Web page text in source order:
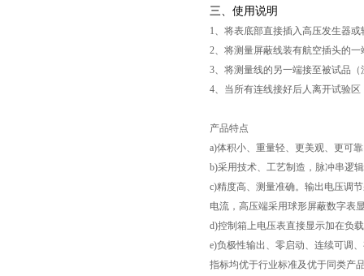
三、使用说明
1、将表底部直接插入高压发生器
2、将测量屏蔽线装有航空插头的
3、将测量线的另一端接至被试品
4、当所有连线接好后人离开试验
产品特点
a)体积小、重量轻、更美观、更可
b)采用技术、工艺制造，脉冲串逻
c)精度高、测量准确。输出电压调
电流，高压端采用球形屏蔽数字表
d)控制箱上电压表直接显示加在负
e)负极性输出、零启动、连续可调
指标均优于行业标准及优于同类产